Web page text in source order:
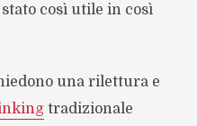
così utile in così
una rilettura e
tradizionale